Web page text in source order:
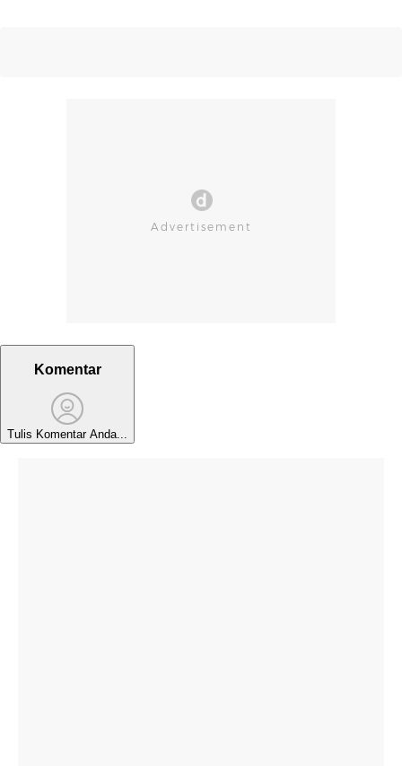
Komentar
Tulis Komentar Anda...